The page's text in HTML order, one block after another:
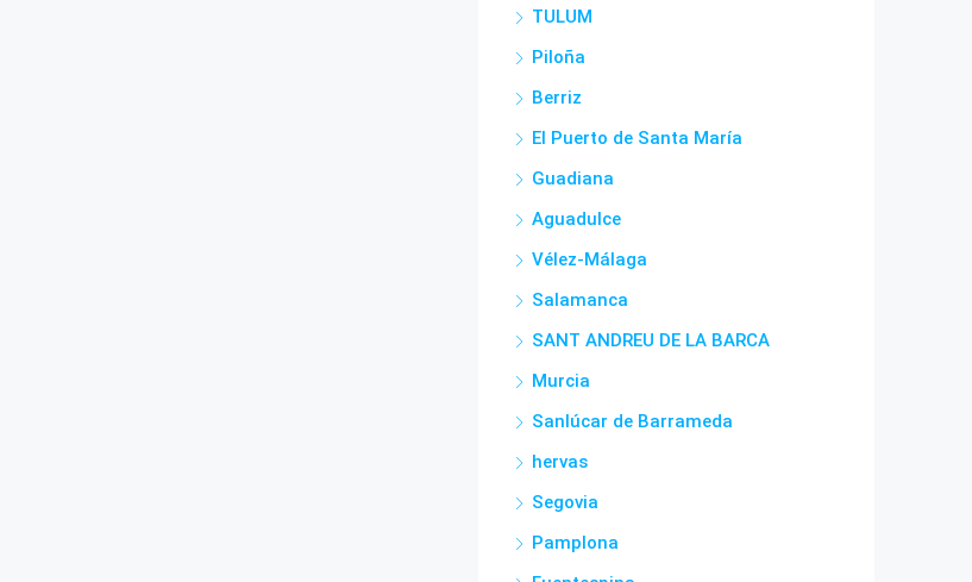
TULUM
Piloña
Berriz
El Puerto de Santa María
Guadiana
Aguadulce
Vélez-Málaga
Salamanca
SANT ANDREU DE LA BARCA
Murcia
Sanlúcar de Barrameda
hervas
Segovia
Pamplona